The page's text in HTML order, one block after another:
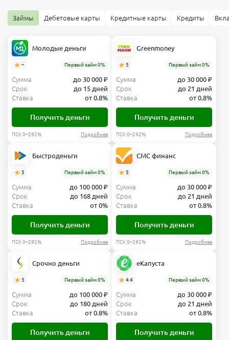
Займы Дебетовые карты Кредитные карты Кредиты
Молодые деньги
– Первый займ 0%
Сумма
до 30 000 ₽
Срок
до 15 дней
Ставка
от 0.8%
Получить деньги
ПСК 0–292% Подробнее
Greenmoney
5 Первый займ 0%
Сумма
до 30 000 ₽
Срок
до 21 дней
Ставка
от 0.8%
Получить деньги
ПСК 0–292% Подробнее
Быстроденьги
5 Первый займ 0%
Сумма
до 100 000 ₽
Срок
до 168 дней
Ставка
от 0%
Получить деньги
ПСК 0–292% Подробнее
СМС финанс
5 Первый займ 0%
Сумма
до 30 000 ₽
Срок
до 21 дней
Ставка
от 0.8%
Получить деньги
ПСК 0–292% Подробнее
Срочно деньги
5 Первый займ 0%
Сумма
до 100 000 ₽
Срок
до 180 дней
Ставка
от 0.8%
Получить деньги
еКапуста
4.4 Первый займ 0%
Сумма
до 30 000 ₽
Срок
до 21 дней
Ставка
от 0.8%
Получить деньги